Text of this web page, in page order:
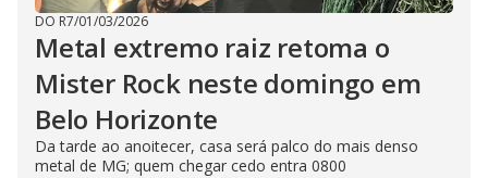
DO R7/01/03/2026
Metal extremo raiz retoma o
Mister Rock neste domingo em
Belo Horizonte
Da tarde ao anoitecer, casa será palco do mais denso
metal de MG; quem chegar cedo entra 0800